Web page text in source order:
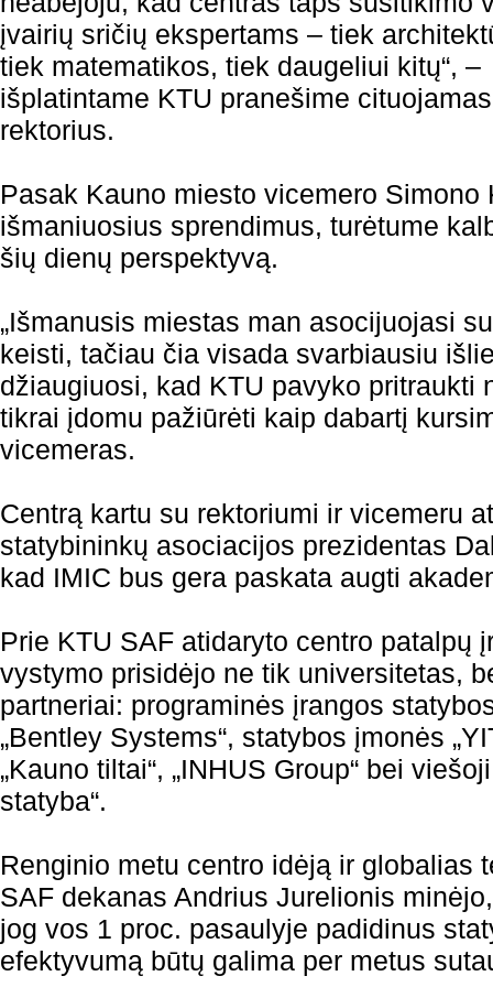
įvairių sričių ekspertams – tiek
tiek matematikos, tiek daugeliui kitų“, –
išplatintame KTU pranešime cituojamas
rektorius.
Pasak Kauno miesto vicemero Simono
išmaniuosius sprendimus, turėtume
šių dienų perspektyvą.
„Išmanusis miestas man asocijuojasi
keisti, tačiau čia visada svarbiausiu
džiaugiuosi, kad KTU pavyko pritraukti
tikrai įdomu pažiūrėti kaip dabartį
vicemeras.
Centrą kartu su rektoriumi ir vicemeru
statybininkų asociacijos prezidentas
kad IMIC bus gera paskata augti
Prie KTU SAF atidaryto centro patalpų
vystymo prisidėjo ne tik universitetas,
partneriai: programinės įrangos
„Bentley Systems“, statybos įmonės
„Kauno tiltai“, „INHUS Group“ bei
statyba“.
Renginio metu centro idėją ir globalias
SAF dekanas Andrius Jurelionis
jog vos 1 proc. pasaulyje padidinus
efektyvumą būtų galima per metus